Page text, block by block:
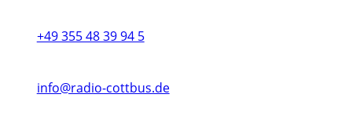
+49 355 48 39 94 5
info@radio-cottbus.de